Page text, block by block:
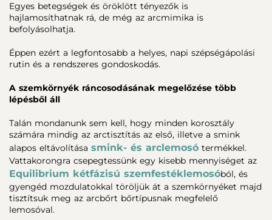
Egyes betegségek és öröklött tényezők is
hajlamosíthatnak rá, de még az arcmimika is
befolyásolhatja.
Éppen ezért a legfontosabb a helyes, napi szépségápolási
rutin és a rendszeres gondoskodás.
A szemkörnyék ráncosodásának megelőzése több
lépésből áll
Talán mondanunk sem kell, hogy minden korosztály
számára mindig az arctisztítás az első, illetve a smink
alapos eltávolítása smink- és arclemosó termékkel.
Vattakorongra csepegtessünk egy kisebb mennyiséget az
Equilibrium kétfázisú szemfestéklemosóból, és
gyengéd mozdulatokkal töröljük át a szemkörnyéket majd
tisztítsuk meg az arcbőrt bőrtípusnak megfelelő
lemosóval.